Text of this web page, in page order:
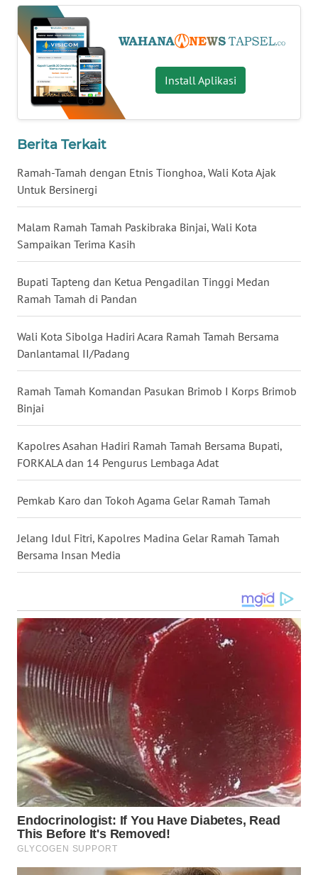
Install Aplikasi
Berita Terkait
Ramah-Tamah dengan Etnis Tionghoa, Wali Kota Ajak
Untuk Bersinergi
Malam Ramah Tamah Paskibraka Binjai, Wali Kota
Sampaikan Terima Kasih
Bupati Tapteng dan Ketua Pengadilan Tinggi Medan
Ramah Tamah di Pandan
Wali Kota Sibolga Hadiri Acara Ramah Tamah Bersama
Danlantamal II/Padang
Ramah Tamah Komandan Pasukan Brimob I Korps Brimob
Binjai
Kapolres Asahan Hadiri Ramah Tamah Bersama Bupati,
FORKALA dan 14 Pengurus Lembaga Adat
Pemkab Karo dan Tokoh Agama Gelar Ramah Tamah
Jelang Idul Fitri, Kapolres Madina Gelar Ramah Tamah
Bersama Insan Media
WN
MALUKU
WN
MALUT
DAIRI
WN
WN
WN
WN
TAPANULI
SELATAN
WN
TANJUNG
LESUNG
WN
SIMALUNGUN
LABUHANBATU
WN
TAPANULI
TENGAH
WN DELI
SERDANG
WN
TEBING
TINGGI
WN
PAKPAK